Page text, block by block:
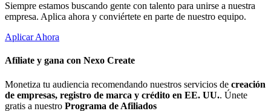
Siempre estamos buscando gente con talento para unirse a nuestra
empresa. Aplica ahora y conviértete en parte de nuestro equipo.
Aplicar Ahora
Afíliate y gana con Nexo Create
Monetiza tu audiencia recomendando nuestros servicios de creación
de empresas, registro de marca y crédito en EE. UU.. Únete
gratis a nuestro Programa de Afiliados